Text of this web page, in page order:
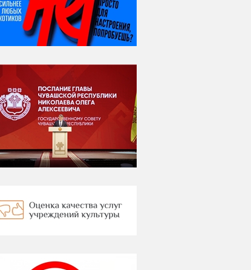
Яков Яковлевич
Вебер